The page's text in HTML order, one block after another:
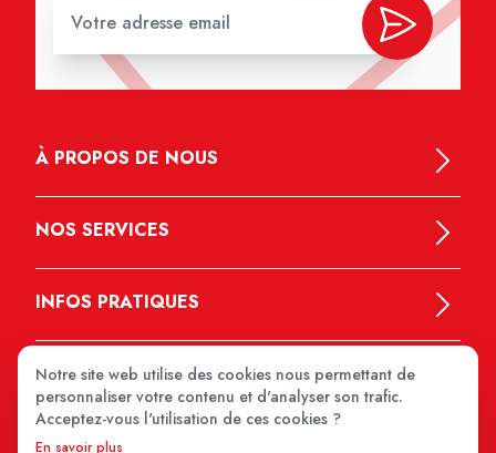
À PROPOS DE NOUS
NOS SERVICES
INFOS PRATIQUES
Notre site web utilise des cookies nous permettant de
personnaliser votre contenu et d'analyser son trafic.
Acceptez-vous l'utilisation de ces cookies ?
En savoir plus